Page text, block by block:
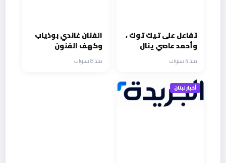
تفاعل على تيك توك ،
وأحمد عاصي ينال
مكافأةمنذ 4 سنوات
الفنان غاندي بوذياب
وكهف الفنون
وتكريم وشخصيات
منذ 8 سنوات
أخبار لبنان